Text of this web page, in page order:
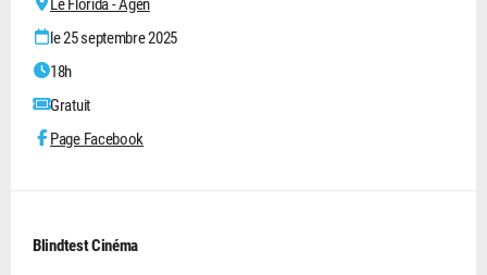
le 25 septembre 2025
18h
Gratuit
Page Facebook
Blindtest Cinéma